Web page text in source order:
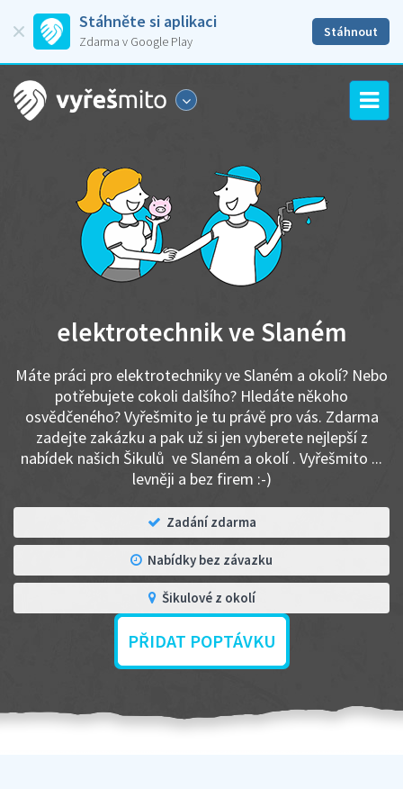
Stáhněte si aplikaci
Zdarma v Google Play
Stáhnout
elektrotechnik ve Slaném
Máte práci pro elektrotechniky ve Slaném a okolí? Nebo
potřebujete cokoli dalšího? Hledáte někoho
osvědčeného? Vyřešmito je tu právě pro vás. Zdarma
zadejte zakázku a pak už si jen vyberete nejlepší z
nabídek našich Šikulů ve Slaném a okolí . Vyřešmito ...
levněji a bez firem :-)
Zadání zdarma
Nabídky bez závazku
Šikulové z okolí
PŘIDAT POPTÁVKU